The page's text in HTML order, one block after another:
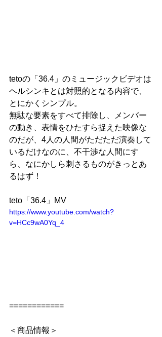
tetoの「36.4」のミュージックビデオは
ヘルシンキとは対照的となる内容で、
とにかくシンプル。
無駄な要素をすべて排除し、メンバー
の動き、表情をひたすら捉えた映像な
のだが、4人の人間がただただ演奏して
いるだけなのに、不干渉な人間にす
ら、なにかしら刺さるものがきっとあ
るはず！
teto「36.4」MV
https://www.youtube.com/watch?
v=HCc9wA0Yq_4
============
＜商品情報＞